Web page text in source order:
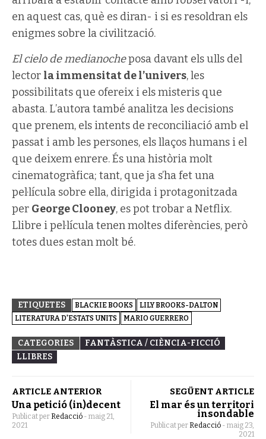
en aquest cas, què es diran- i si es resoldran els
enigmes sobre la civilització.
El cielo de medianocheposa davant els ulls del
lector la immensitat de l’univers, les
possibilitats que ofereix i els misteris que
abasta. L’autora també analitza les decisions
que prenem, els intents de reconciliació amb el
passat i amb les persones, els llaços humans i el
que deixem enrere. És una història molt
cinematogràfica; tant, que ja s’ha fet una
pel·lícula sobre ella, dirigida i protagonitzada
per George Clooney, es pot trobar a Netflix.
Llibre i pel·lícula tenen moltes diferències, però
totes dues estan molt bé.
ETIQUETES BLACKIE BOOKS
LILY BROOKS-DALTON
LITERATURA D'ESTATS UNITS
MARIO GUERRERO
CATEGORIES
FANTÀSTICA / CIÈNCIA-FICCIÓ
LLIBRES
ARTICLE ANTERIOR
Una petició (in)decent
Publicat per Redacció - maig 21,
2021
SEGÜENT ARTICLE
El mar és un territori
insondable
Publicat per Redacció - maig 23,
2021